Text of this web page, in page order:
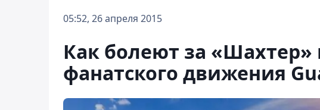
05:52, 26 апреля 2015
Как болеют за «Шахтер»
фанатского движения